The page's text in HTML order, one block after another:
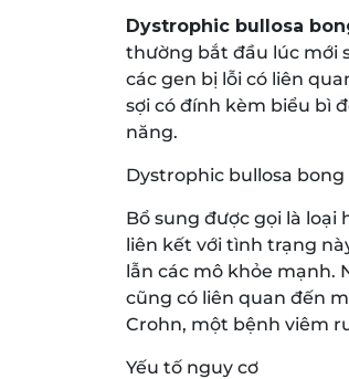
Dystrophic bullosa
thường bắt đầu lúc mới
các gen bị lỗi có liên
sợi có đính kèm biểu bì
năng.
Dystrophic bullosa
Bổ sung được gọi là loại
liên kết với tình trạng
lẫn các mô khỏe mạnh.
cũng có liên quan đến
Crohn, một bệnh viêm
Yếu tố nguy cơ